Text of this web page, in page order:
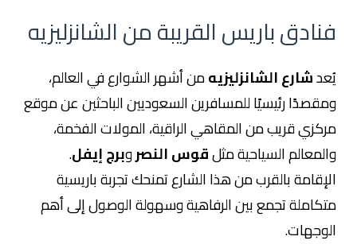
فنادق باريس القريبة من الشانزليزيه
يُعدشارع الشانزليزيهمن أشهر الشوارع في العالم،
ومقصدًا رئيسيًا للمسافرين السعوديين الباحثين عن موقع
مركزي قريب من المقاهي الراقية، المولات الفخمة،
والمعالم السياحية مثلقوس النصروبرج إيفل.
الإقامة بالقرب من هذا الشارع تمنحك تجربة باريسية
متكاملة تجمع بين الرفاهية وسهولة الوصول إلى أهم
الوجهات.